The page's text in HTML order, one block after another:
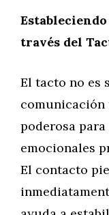
través del
El tacto no es
comunicación
poderosa
emocionales
El contacto